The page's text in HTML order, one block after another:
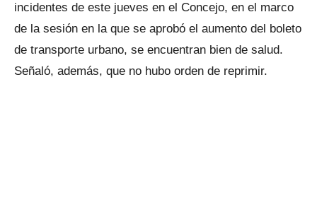
incidentes de este jueves en el Concejo, en el marco
de la sesión en la que se aprobó el aumento del boleto
de transporte urbano, se encuentran bien de salud.
Señaló, además, que no hubo orden de reprimir.